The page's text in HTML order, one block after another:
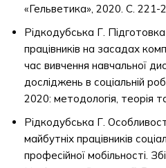
«Гельветика», 2020. С. 221-
Рідкодубська Г.
працівників на засадах
час вивчення навчальної
досліджень в соціальній
2020: методологія, теорія
Рідкодубська Г.
майбутніх працівників
професійної мобільності.